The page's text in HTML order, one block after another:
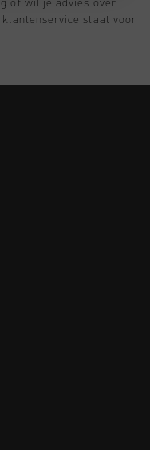
of wil je advies over
staat voor